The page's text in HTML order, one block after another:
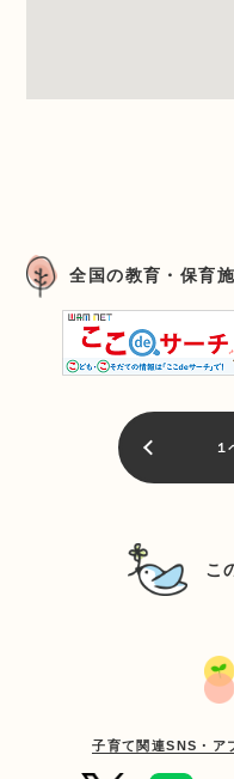
全国の教育・保育
１
こ
子育て関連SNS・ア